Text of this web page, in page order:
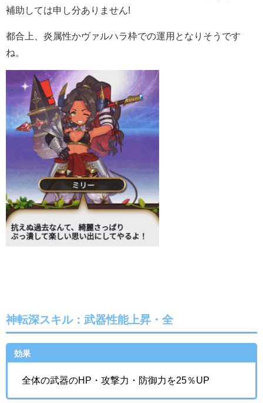
補助しては申し分ありません!
都合上、炎属性かヴァルハラ枠での運用となりそうです
ね。
神転深スキル：武器性能上昇・全
効果
全体の武器のHP・攻撃力・防御力を25％UP